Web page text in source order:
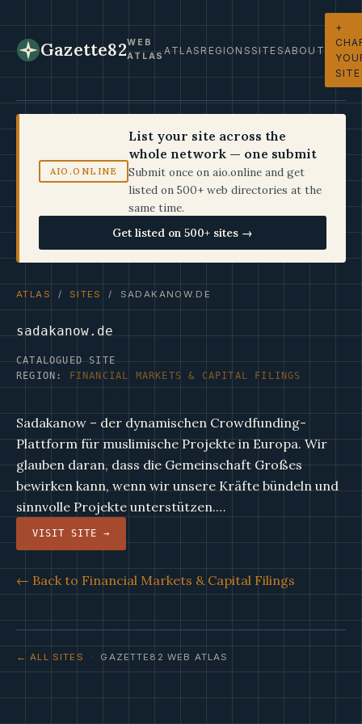
Gazette82WEB
ATLASATLASREGIONSSITESABOUT
+
SITE
AIO.ONLINE
List your site across the
whole network — one submit
Submit once on aio.online and get
listed on 500+ web directories at the
same time.
Get listed on 500+ sites →
ATLAS / SITES / SADAKANOW.DE
sadakanow.de
CATALOGUED SITE
REGION:
FINANCIAL MARKETS & CAPITAL FILINGS
Sadakanow – der dynamischen Crowdfunding-
Plattform für muslimische Projekte in Europa. Wir
glauben daran, dass die Gemeinschaft Großes
bewirken kann, wenn wir unsere Kräfte bündeln und
sinnvolle Projekte unterstützen.…
VISIT SITE →
← Back to Financial Markets & Capital Filings
← ALL SITES · GAZETTE82 WEB ATLAS